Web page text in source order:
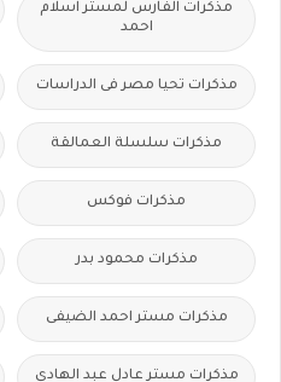
مذكرات الفارس لمستر اسلام
احمد
مذكرات تحيا مصر فى الدراسات
مذكرات سلسلة العمالقة
مذكرات فوكس
مذكرات محمود بدر
مذكرات مستر احمد الضيفى
مذكرات مستر عادل عبد الهادى